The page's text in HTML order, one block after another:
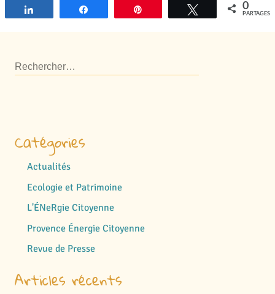
Tweetez 0
PARTAGES
Catégories
Actualités
Ecologie et Patrimoine
L'ÉNeRgie Citoyenne
Provence Énergie Citoyenne
Revue de Presse
Articles récents